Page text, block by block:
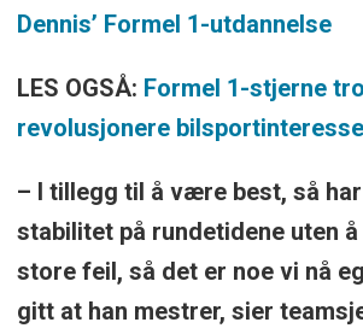
Dennis’ Formel 1-utdannelse
LES OGSÅ: Formel 1-stjerne
revolusjonere
– I tillegg til å være best, så
stabilitet på rundetidene uten
store feil, så det er noe vi nå
gitt at han mestrer, sier